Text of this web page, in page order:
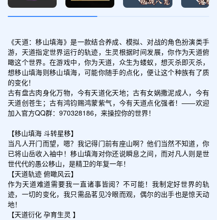
《天道：移山填海》是一款结合养成、模拟、对战的角色扮演类手
游，天道指定世界运行的轨迹，生灵根据时间发展，你作为天道俯
瞰这个世界。在游戏中，你为天道，众生为蝼蚁，想灭杀即灭杀，
想移山填海则移山填海，可能你随手的点化，便让这个种族有了质
的变化！
古有盘古肉身化万物，今有天道化天地；古有女娲撒泥成人，今有
天道创苍生；古有鸿钧赐鸿蒙紫气，今有天道点化强者！——欢迎
加入官方QQ群：970328186，来操控你的世界！
【移山填海 斗转星移】
当凡人开门而望，嗯？我记得门前有座山啊？他们当然不知道，你
已将山岳收入袖中！移山填海对你还说瞬息之间，而对凡人则是世
世代代的愚公移山，是精卫的年复一年！
【天道轨迹 俯瞰风云】
作为天道难道需要我一直诸事皆阅？不可能！我制定好世界的轨
迹，一切的变化，我只需品茗见冷眼而观，偶尔的出手也是惊天动
地！
【天道衍化 孕育生灵 】